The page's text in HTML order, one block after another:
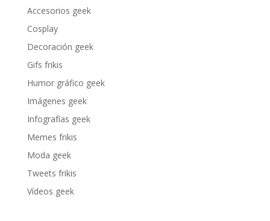
Accesorios geek
Cosplay
Decoración geek
Gifs frikis
Humor gráfico geek
Imágenes geek
Infografías geek
Memes frikis
Moda geek
Tweets frikis
Vídeos geek